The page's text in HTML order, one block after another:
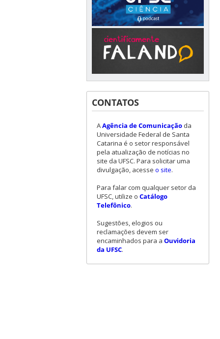
CONTATOS
AAgência de Comunicaçãoda
Universidade Federal de Santa
Catarina é o setor responsável
pela atualização de notícias no
site da UFSC. Para solicitar uma
divulgação, acesse o site.
Para falar com qualquer setor da
UFSC, utilize o Catálogo
Telefônico.
Sugestões, elogios ou
reclamações devem ser
encaminhados para a Ouvidoria
da UFSC.